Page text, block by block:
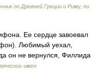
по Древней Греции и Риму, по
Ее сердце завоевал
Любимый уехал,
он не вернулся, Филлида
имен